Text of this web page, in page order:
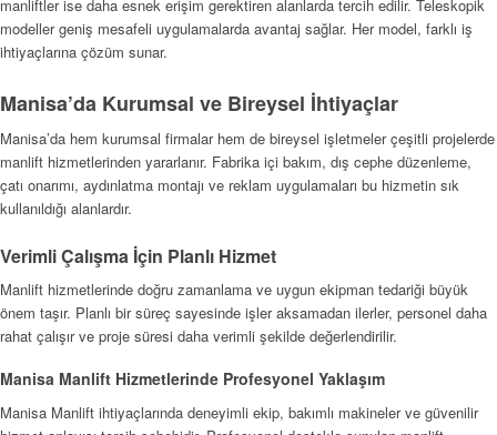
manliftler ise daha esnek erişim gerektiren alanlarda tercih edilir. Teleskopik
modeller geniş mesafeli uygulamalarda avantaj sağlar. Her model, farklı iş
ihtiyaçlarına çözüm sunar.
Manisa’da Kurumsal ve Bireysel İhtiyaçlar
Manisa’da hem kurumsal firmalar hem de bireysel işletmeler çeşitli projelerde
manlift hizmetlerinden yararlanır. Fabrika içi bakım, dış cephe düzenleme,
çatı onarımı, aydınlatma montajı ve reklam uygulamaları bu hizmetin sık
kullanıldığı alanlardır.
Verimli Çalışma İçin Planlı Hizmet
Manlift hizmetlerinde doğru zamanlama ve uygun ekipman tedariği büyük
önem taşır. Planlı bir süreç sayesinde işler aksamadan ilerler, personel daha
rahat çalışır ve proje süresi daha verimli şekilde değerlendirilir.
Manisa Manlift Hizmetlerinde Profesyonel Yaklaşım
Manisa Manlift ihtiyaçlarında deneyimli ekip, bakımlı makineler ve güvenilir